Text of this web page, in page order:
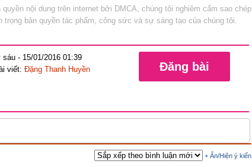
nội dung trên internet bởi DMCA, chúng tôi nghiêm cấm sao chép
bản quyền tác phẩm, công sức và sự sáng tạo của chúng tôi.
- 15/01/2016 01:39
viết: Đặng Thanh Huyền Đăng bài